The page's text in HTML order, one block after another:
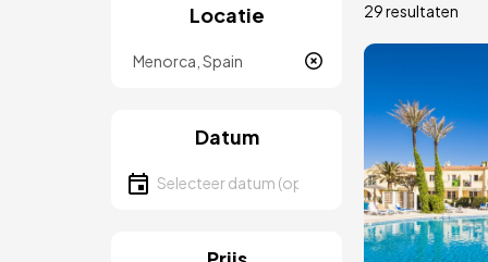
Locatie
Datum
Selecteer een datum
29 resultaten